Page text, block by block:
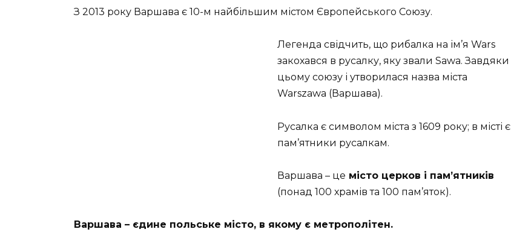
З 2013 року Варшава є 10-м найбільшим містом Європейського Союзу.
Легенда свідчить, що рибалка на ім’я Wars
закохався в русалку, яку звали Sawa. Завдяки
цьому союзу і утворилася назва міста
Warszawa (Варшава).
Русалка є символом міста з 1609 року; в місті є
пам’ятники русалкам.
Варшава – це місто церков і пам’ятників
(понад 100 храмів та 100 пам’яток).
Варшава – єдине польське місто, в якому є метрополітен.